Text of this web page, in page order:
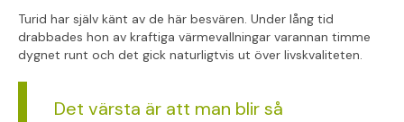
Turid har själv känt av de här besvären. Under lång tid
drabbades hon av kraftiga värmevallningar varannan timme
dygnet runt och det gick naturligtvis ut över livskvaliteten.
Det värsta är att man blir så